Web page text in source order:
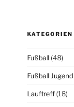
KATEGORIEN
Fußball(48)
Fußball Jugend
Lauftreff(18)